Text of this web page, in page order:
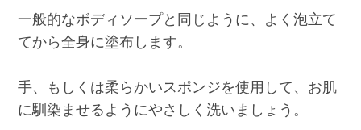
一般的なボディソープと同じように、よく泡立て
てから全身に塗布します。
手、もしくは柔らかいスポンジを使用して、お肌
に馴染ませるようにやさしく洗いましょう。